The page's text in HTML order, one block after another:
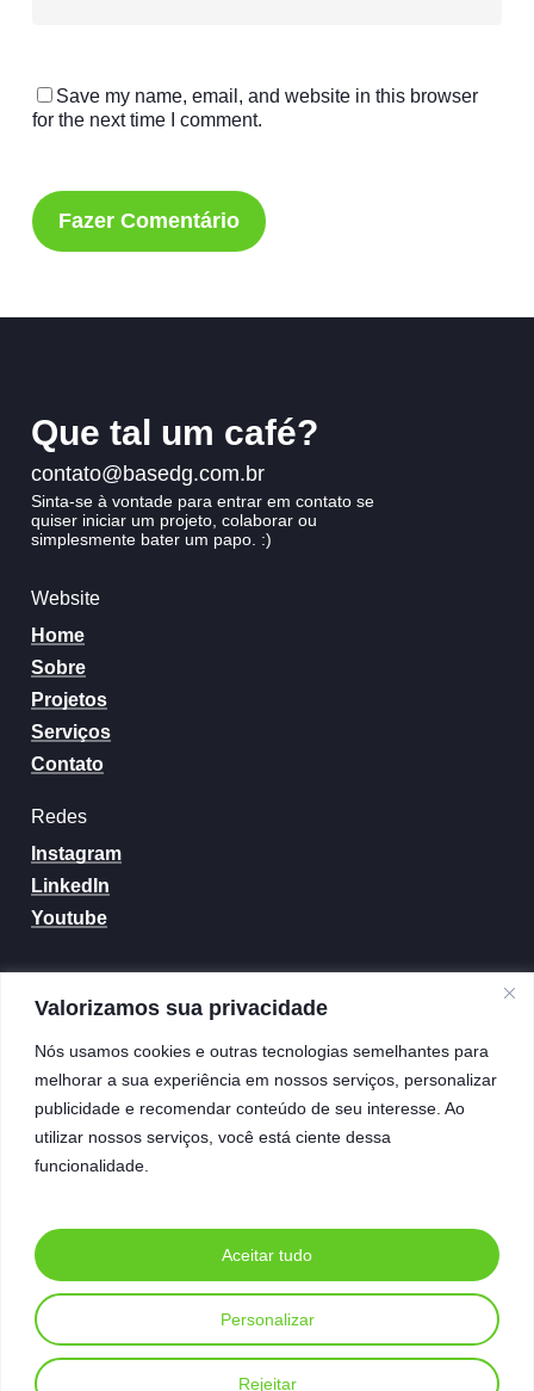
Valorizamos sua privacidade
Nós usamos cookies e outras tecnologias semelhantes para
melhorar a sua experiência em nossos serviços, personalizar
publicidade e recomendar conteúdo de seu interesse. Ao
utilizar nossos serviços, você está ciente dessa
funcionalidade.
Personalizar
Rejeitar
Aceitar tudo
Save my name, email, and website in this browser
for the next time I comment.
Que tal um café?
contato@basedg.com.br
Sinta-se à vontade para entrar em contato se
quiser iniciar um projeto, colaborar ou
simplesmente bater um papo. :)
Website
Home
Sobre
Projetos
Serviços
Contato
Redes
Instagram
LinkedIn
Youtube
(21) 99655-4233
contato@basedg.com.br
Entre em contato
©
. Todos os direitos reservados.
BaseDG Consultoria Digital Ltda
CNPJ: 09.371.032/0001-78